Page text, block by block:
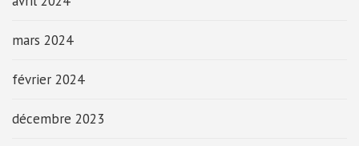
mars 2024
février 2024
décembre 2023